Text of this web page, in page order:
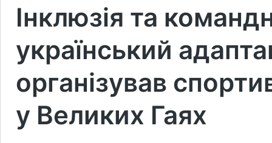
Інклюзія та
український
організував
у Великих Гаях